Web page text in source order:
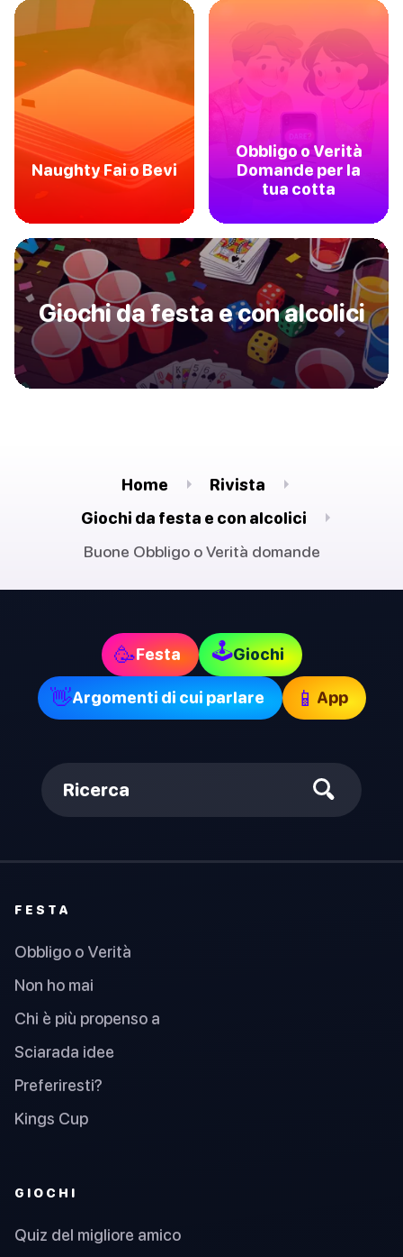
Naughty Fai o Bevi
Obbligo o Verità
Domande per la
tua cotta
Giochi da festa e con alcolici
Home
Rivista
Giochi da festa e con alcolici
Buone Obbligo o Verità domande
🥳Festa 🕹Giochi
👋Argomenti di cui parlare 📱 App
Ricerca
FESTA
Obbligo o Verità
Non ho mai
Chi è più propenso a
Sciarada idee
Preferiresti?
Kings Cup
GIOCHI
Quiz del migliore amico